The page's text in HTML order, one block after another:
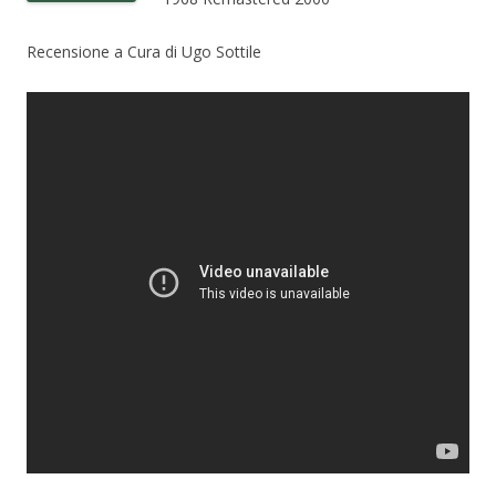
Recensione a Cura di Ugo Sottile